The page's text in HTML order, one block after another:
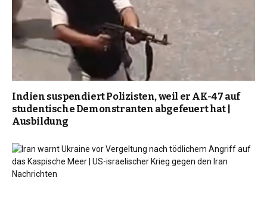
Indien suspendiert Polizisten, weil er AK-47 auf
studentische Demonstranten abgefeuert hat |
Ausbildung